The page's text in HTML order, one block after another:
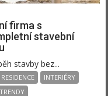
firma s
stavební
stavby bez...
INTERIÉRY